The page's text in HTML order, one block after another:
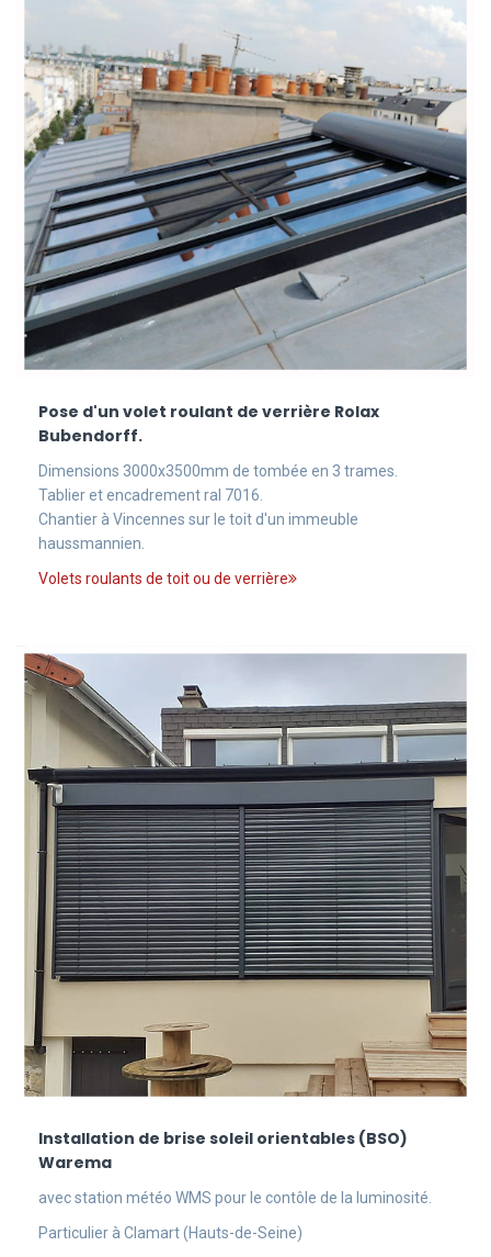
Pose d'un volet roulant de verrière Rolax
Bubendorff.
Dimensions 3000x3500mm de tombée en 3 trames.
Tablier et encadrement ral 7016.
Chantier à Vincennes sur le toit d'un immeuble
haussmannien.
Volets roulants de toit ou de verrière
Installation de brise soleil orientables (BSO)
Warema
avec station météo WMS pour le contôle de la luminosité.
Particulier à Clamart (Hauts-de-Seine)